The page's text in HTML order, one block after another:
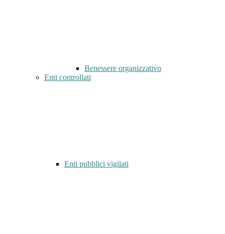
Benessere organizzativo
Enti controllati
Enti pubblici vigilati